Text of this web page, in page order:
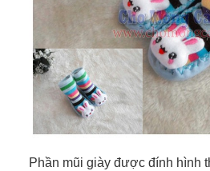
Phần mũi giày được đính hình